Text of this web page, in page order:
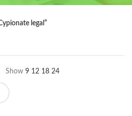
legal”
Show 9 12 18 24